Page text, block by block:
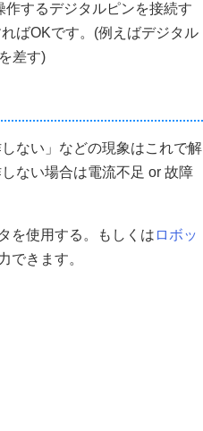
するデジタルピンを接続す
ばOKです。(例えばデジタル
差す)
ない」などの現象はこれで解
ない場合は電流不足 or 故障
を使用する。もしくは ロボッ
できます。